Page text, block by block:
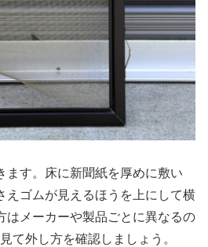
ます。床に新聞紙を厚めに敷い
えゴムが見えるほうを上にして横
はメーカーや製品ごとに異なるの
て外し方を確認しましょう。